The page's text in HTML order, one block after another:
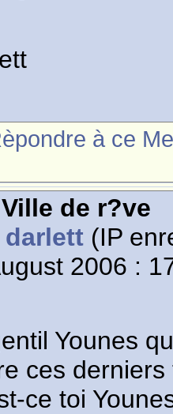
à ce
de r?ve
darlett (IP
2006 :
Younes
ces
ce toi